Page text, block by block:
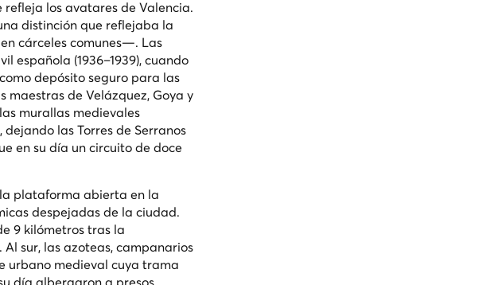
los avatares de Valencia.
distinción que reflejaba la
cárceles comunes—. Las
española (1936–1939), cuando
depósito seguro para las
de Velázquez, Goya y
murallas medievales
las Torres de Serranos
en su día un circuito de doce
plataforma abierta en la
despejadas de la ciudad.
9 kilómetros tras la
sur, las azoteas, campanarios
urbano medieval cuya trama
día albergaron a presos